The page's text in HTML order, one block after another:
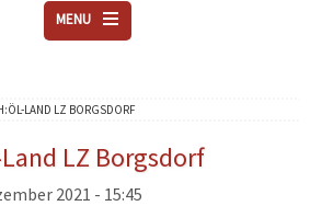
MENU
VEREINE
AKTUELLES
DOWNLOADS
LAND LZ BORGSDORF
LZ Borgsdorf
2021 - 15:45